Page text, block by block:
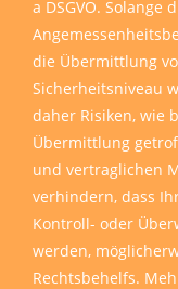
a DSGVO. Solange
die Übermittlung
Sicherheitsniveau
daher Risiken, wie
Übermittlung
und vertraglichen
verhindern, dass
Kontroll- oder
werden,
Rechtsbehelfs.